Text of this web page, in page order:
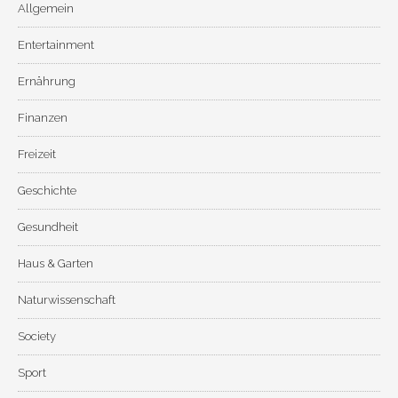
Allgemein
Entertainment
Ernährung
Finanzen
Freizeit
Geschichte
Gesundheit
Haus & Garten
Naturwissenschaft
Society
Sport